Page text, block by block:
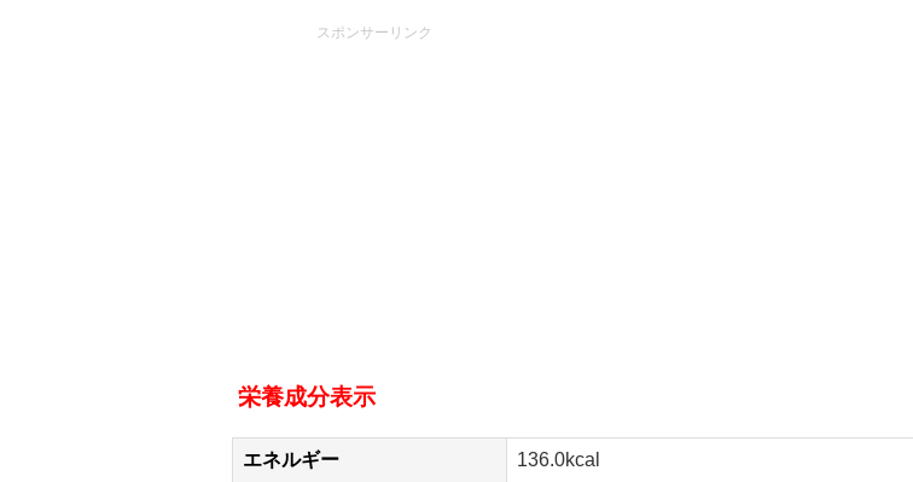
スポンサーリンク
栄養成分表示
エネルギー 136.0kcal